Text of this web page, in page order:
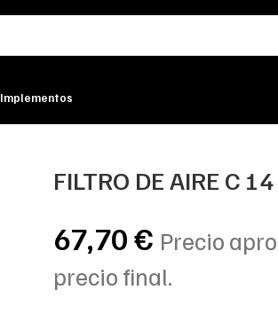
Implementos
FILTRO DE AIRE C
67,70€ Precio
precio final.